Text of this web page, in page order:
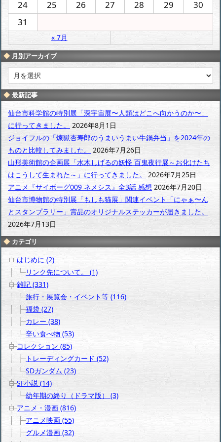
24 25 26 27 28 29
30
31
« 7月
月別アーカイブ
別
ア
ー
カ
イ
ブ
最新記事
仙台市科学館の特別展「深宇宙展〜人類はどこへ向かうのか〜」
に行ってきました。
2026年8月1日
ジョイフルの「煉獄杏寿郎のうまいうまい牛鍋弁当」を2024年の
ものと比較してみました。 2026年7月26日
山形美術館の企画展「水木しげるの妖怪 百鬼夜行展～お化けたち
はこうして生まれた～」に行ってきました。 2026年7月25日
アニメ『サイボーグ009 ネメシス』全3話 感想 2026年7月20日
仙台市博物館の特別展「もしも猫展」関連イベント「にゃぁ〜ん
とスタンプラリー」賞品のオリジナルステッカーが届きました。
2026年7月13日
カテゴリ
はじめに (2)
リンク先について。 (1)
雑記 (331)
旅行・展覧会・イベント等 (116)
福袋 (27)
カレー (38)
辛い食べ物 (53)
コレクション (85)
トレーディングカード (52)
SDガンダム (23)
SF小説 (14)
幼年期の終り（ドラマ版） (3)
アニメ・漫画 (816)
アニメ映画 (55)
グルメ漫画 (32)